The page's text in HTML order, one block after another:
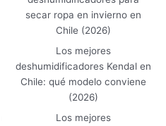
secar ropa en invierno en
Chile (2026)
Los mejores
deshumidificadores Kendal en
Chile: qué modelo conviene
(2026)
Los mejores